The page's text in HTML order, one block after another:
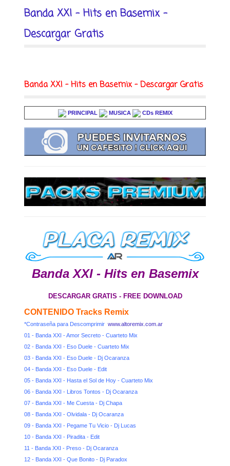
Banda XXI - Hits en Basemix -
Descargar Gratis
Banda XXI - Hits en Basemix - Descargar Gratis
PRINCIPAL MUSICA CDs REMIX
Banda XXI - Hits en Basemix
DESCARGAR GRATIS - FREE DOWNLOAD
CONTENIDO Tracks Remix
*Contraseña para Descomprimir www.altoremix.com.ar
01 - Banda XXI - Amor Secreto - Cuarteto Mix
02 - Banda XXI - Eso Duele - Cuarteto Mix
03 - Banda XXI - Eso Duele - Dj Ocaranza
04 - Banda XXI - Eso Duele - Edit
05 - Banda XXI - Hasta el Sol de Hoy - Cuarteto Mix
06 - Banda XXI - Libros Tontos - Dj Ocaranza
07 - Banda XXI - Me Cuesta - Dj Chapa
08 - Banda XXI - Olvidala - Dj Ocaranza
09 - Banda XXI - Pegame Tu Vicio - Dj Lucas
10 - Banda XXI - Piradita - Edit
11 - Banda XXI - Preso - Dj Ocaranza
12 - Banda XXI - Que Bonito - Dj Paradox